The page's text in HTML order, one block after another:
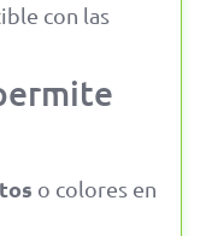
con las
o colores en